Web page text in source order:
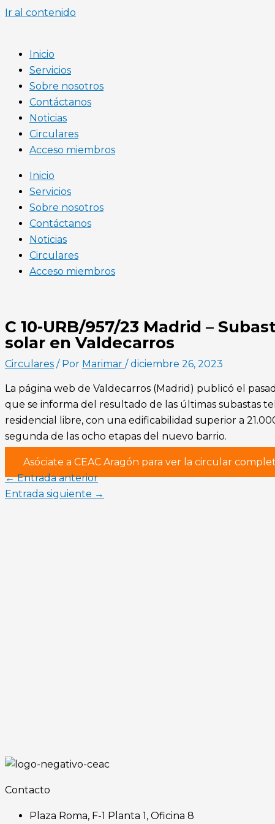
Ir al contenido
Inicio
Servicios
Sobre nosotros
Contáctanos
Noticias
Circulares
Acceso miembros
Inicio
Servicios
Sobre nosotros
Contáctanos
Noticias
Circulares
Acceso miembros
C 10-URB/957/23 Madrid –
solar en Valdecarros
Circulares / Por Marimar /diciembre 26, 2023
La página web de Valdecarros (Madrid) publicó el
que se informa del resultado de las últimas subastas
residencial libre, con una edificabilidad superior a
segunda de las ocho etapas del nuevo barrio.
Asóciate a CEAC Aragón para ver la circular
←Entrada anterior
Entrada siguiente →
Contacto
Plaza Roma, F-1 Planta 1, Oficina 8